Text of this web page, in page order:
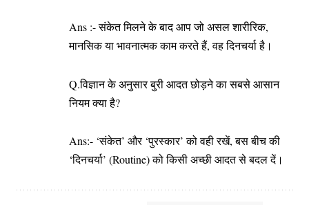
Ans :- संकेत मिलने के बाद आप जो असल शारीरिक,
मानसिक या भावनात्मक काम करते हैं, वह दिनचर्या है।
Q.विज्ञान के अनुसार बुरी आदत छोड़ने का सबसे आसान
नियम क्या है?
Ans:- ‘संकेत’ और ‘पुरस्कार’ को वही रखें, बस बीच की
‘दिनचर्या’ (Routine) को किसी अच्छी आदत से बदल दें।